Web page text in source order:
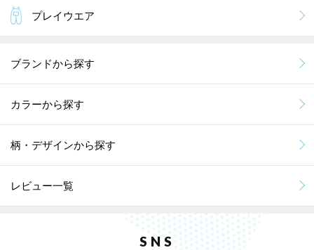
プレイウエア
ブランドから探す
カラーから探す
柄・デザインから探す
レビュー一覧
SNS